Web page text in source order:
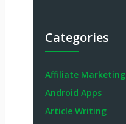
Categories
Affiliate Marketing
Android Apps
Article Writing